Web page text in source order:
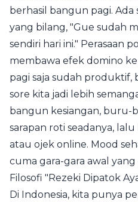
berhasil bangun pagi. Ada
yang bilang, "Gue sudah
sendiri hari ini." Perasaan
membawa efek domino ke
pagi saja sudah produktif,
sore kita jadi lebih
bangun kesiangan, buru-
sarapan roti seadanya,
atau ojek online. Mood
cuma gara-gara awal
Filosofi "Rezeki Dipatok
Di Indonesia, kita punya